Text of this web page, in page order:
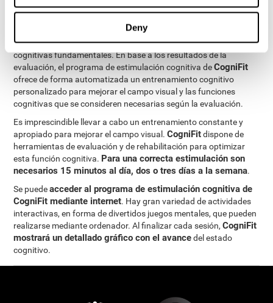
Deny
procesos de neurogénesis. Esto ha permitido la creación de un
necesidades de cada usuario. Este programa da comienzo por
una precisa evaluación del reconocimiento y otras funciones
cognitivas fundamentales. En base a los resultados de la
evaluación, el programa de estimulación cognitiva deCogniFit
ofrece de forma automatizada un entrenamiento cognitivo
personalizado para mejorar el campo visual y las funciones
cognitivas que se consideren necesarias según la evaluación.
Es imprescindible llevar a cabo un entrenamiento constante y
apropiado para mejorar el campo visual.CogniFitdispone de
herramientas de evaluación y de rehabilitación para optimizar
esta función cognitiva. Para una correcta estimulación son
necesarios 15 minutos al día, dos o tres días a la semana.
Se puedeacceder al programa de estimulación cognitiva de
CogniFit mediante internet. Hay gran variedad de actividades
interactivas, en forma de divertidos juegos mentales, que pueden
realizarse mediante ordenador. Al finalizar cada sesión,CogniFit
mostrará un detallado gráfico con el avancedel estado
cognitivo.